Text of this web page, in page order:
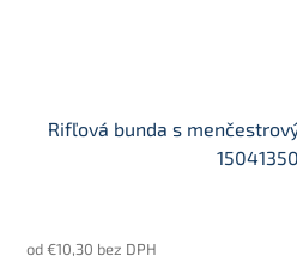
Rifľová bunda s
od €10,30 bez DPH